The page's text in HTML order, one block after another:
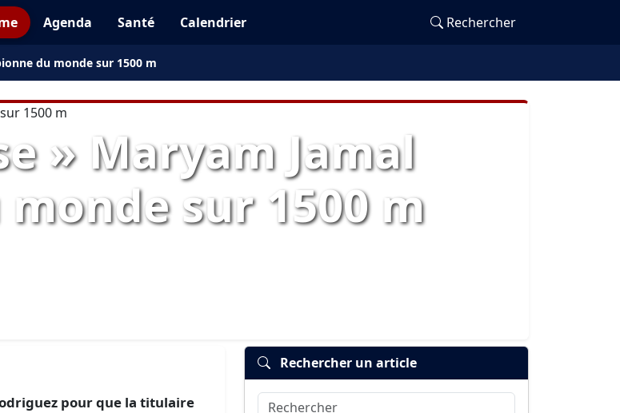
Agenda Santé Calendrier Rechercher
du monde sur 1500 m
» Maryam Jamal
sur 1500 m
pour que la titulaire
Rechercher un article
Rechercher